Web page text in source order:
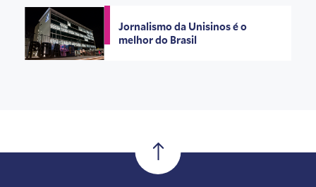
Jornalismo da Unisinos é o
melhor do Brasil